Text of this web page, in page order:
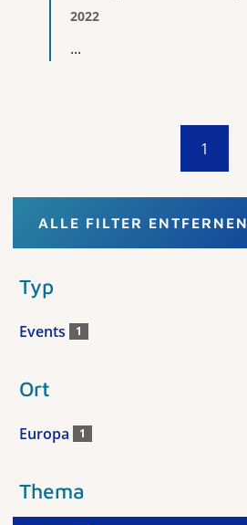
2022
...
1
ALLE FILTER ENTFERNEN
Typ
Events 1
Ort
Europa 1
Thema